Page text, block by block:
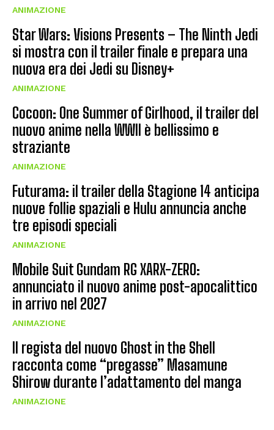
ANIMAZIONE
Star Wars: Visions Presents – The Ninth Jedi
si mostra con il trailer finale e prepara una
nuova era dei Jedi su Disney+
ANIMAZIONE
Cocoon: One Summer of Girlhood, il trailer del
nuovo anime nella WWII è bellissimo e
straziante
ANIMAZIONE
Futurama: il trailer della Stagione 14 anticipa
nuove follie spaziali e Hulu annuncia anche
tre episodi speciali
ANIMAZIONE
Mobile Suit Gundam RG XARX-ZERO:
annunciato il nuovo anime post-apocalittico
in arrivo nel 2027
ANIMAZIONE
Il regista del nuovo Ghost in the Shell
racconta come “pregasse” Masamune
Shirow durante l’adattamento del manga
ANIMAZIONE